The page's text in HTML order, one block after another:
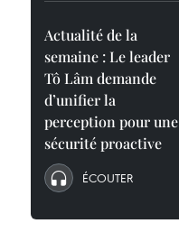
Actualité de la
semaine : Le leader
Tô Lâm demande
d’unifier la
perception pour une
sécurité proactive
ÉCOUTER